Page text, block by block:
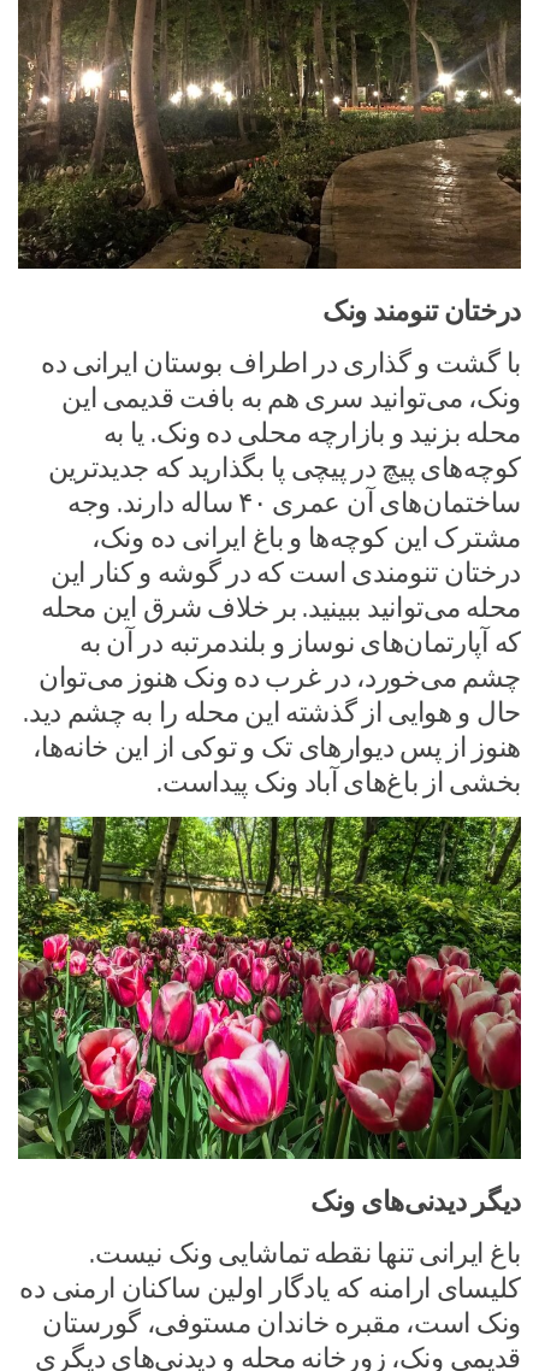
درختان تنومند ونک
با گشت و گذاری در اطراف بوستان ایرانی ده
ونک، می‌توانید سری هم به بافت قدیمی این
محله بزنید و بازارچه محلی ده ونک. یا به
کوچه‌های پیچ در پیچی پا بگذارید که جدیدترین
ساختمان‌های آن عمری ۴۰ ساله دارند. وجه
مشترک این کوچه‌ها و باغ ایرانی ده ونک،
درختان تنومندی است که در گوشه و کنار این
محله می‌توانید ببینید. بر خلاف شرق این محله
که آپارتمان‌های نوساز و بلندمرتبه در آن به
چشم می‌خورد‎، در غرب ده ونک هنوز می‌توان
حال و هوایی از گذشته این محله را به چشم دید.
هنوز از پس دیوارهای تک و توکی از این خانه‌ها،
بخشی از باغ‌های آباد ونک پیداست.
دیگر دیدنی‌های ونک
باغ ایرانی تنها نقطه تماشایی ونک نیست.
کلیسای ارامنه که یادگار اولین ساکنان ارمنی ده
ونک است، مقبره خاندان مستوفی، گورستان
قدیمی ونک، زورخانه محله و دیدنی‌های دیگری